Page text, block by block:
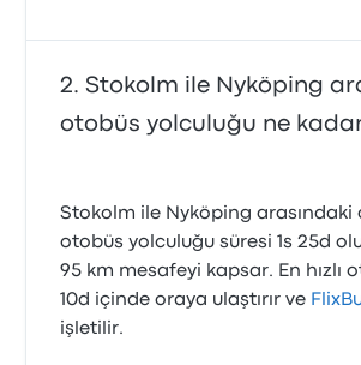
Stokolm ile Nyköping
otobüs yolculuğu ne
Stokolm ile Nyköping arasındaki
otobüs yolculuğu süresi 1s 25d
95 km mesafeyi kapsar. En hızlı
10d içinde oraya ulaştırır ve
işletilir.